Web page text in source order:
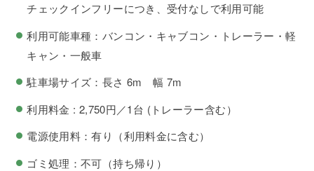
チェックインフリーにつき、受付なしで利用可能
利用可能車種：バンコン・キャブコン・トレーラー・軽
キャン・一般車
駐車場サイズ：長さ 6m 幅 7m
利用料金 : 2,750円／1台 (トレーラー含む）
電源使用料：有り（利用料金に含む）
ゴミ処理：不可（持ち帰り）